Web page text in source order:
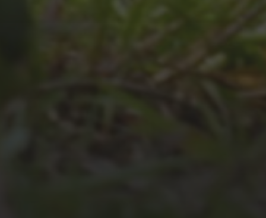
UNSER JAHRBUCH 2025/2026